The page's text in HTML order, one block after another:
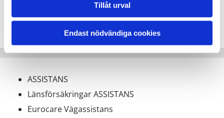
Tillåt urval
Endast nödvändiga cookies
Mitsubishi Assistance
MAP VÄGASSISTANS
ASSISTANS
Länsförsäkringar ASSISTANS
Eurocare Vägassistans